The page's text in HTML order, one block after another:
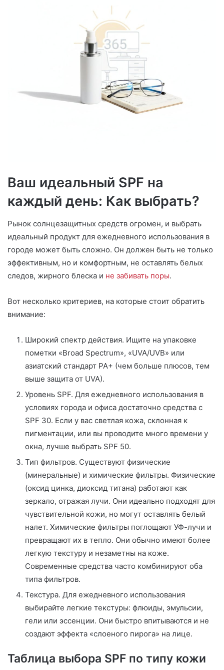
Ваш идеальный SPF на
каждый день: Как выбрать?
Рынок солнцезащитных средств огромен, и выбрать
идеальный продукт для ежедневного использования в
городе может быть сложно. Он должен быть не только
эффективным, но и комфортным, не оставлять белых
следов, жирного блеска и не забивать поры.
Вот несколько критериев, на которые стоит обратить
внимание:
Широкий спектр действия. Ищите на упаковке
пометки «Broad Spectrum», «UVA/UVB» или
азиатский стандарт PA+ (чем больше плюсов, тем
выше защита от UVA).
Уровень SPF. Для ежедневного использования в
условиях города и офиса достаточно средства с
SPF 30. Если у вас светлая кожа, склонная к
пигментации, или вы проводите много времени у
окна, лучше выбрать SPF 50.
Тип фильтров. Существуют физические
(минеральные) и химические фильтры. Физические
(оксид цинка, диоксид титана) работают как
зеркало, отражая лучи. Они идеально подходят для
чувствительной кожи, но могут оставлять белый
налет. Химические фильтры поглощают УФ-лучи и
превращают их в тепло. Они обычно имеют более
легкую текстуру и незаметны на коже.
Современные средства часто комбинируют оба
типа фильтров.
Текстура. Для ежедневного использования
выбирайте легкие текстуры: флюиды, эмульсии,
гели или эссенции. Они быстро впитываются и не
создают эффекта «слоеного пирога» на лице.
Таблица выбора SPF по типу кожи